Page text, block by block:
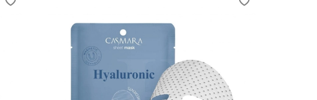
Для всех возрастов и типов кожи.
Идеально подходит в качестве ночного ухода для
комбинированной кожи, а также для кожи, склонной к
чрезмерной жирности и/или с наличием расширенных